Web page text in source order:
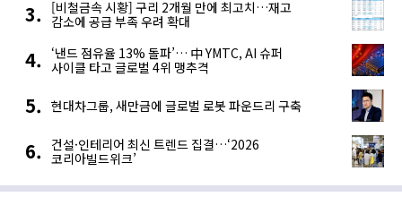
[비철금속 시황] 구리 2개월 만에 최고치…재고
감소에 공급 부족 우려 확대
‘낸드 점유율 13% 돌파’… 中 YMTC, AI 슈퍼
사이클 타고 글로벌 4위 맹추격
현대차그룹, 새만금에 글로벌 로봇 파운드리 구축
건설·인테리어 최신 트렌드 집결…‘2026
코리아빌드위크’